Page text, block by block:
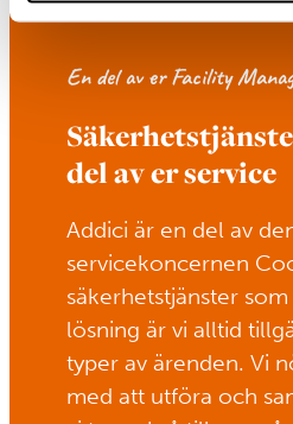
En del av er Facility
del av er service
Addici är en del av
servicekoncernen
säkerhetstjänster
lösning är vi alltid
typer av ärenden. Vi
med att utföra och